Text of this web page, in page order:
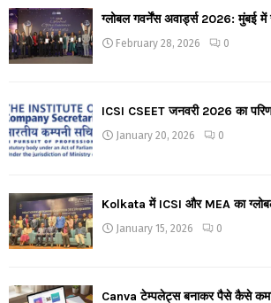
ग्लोबल गवर्नेंस अवार्ड्स 2026: मुंबई में
February 28, 2026 0
ICSI CSEET जनवरी 2026 का
January 20, 2026 0
Kolkata में ICSI और MEA का ग्लोबल
January 15, 2026 0
Canva टेम्पलेट्स बनाकर पैसे कैसे